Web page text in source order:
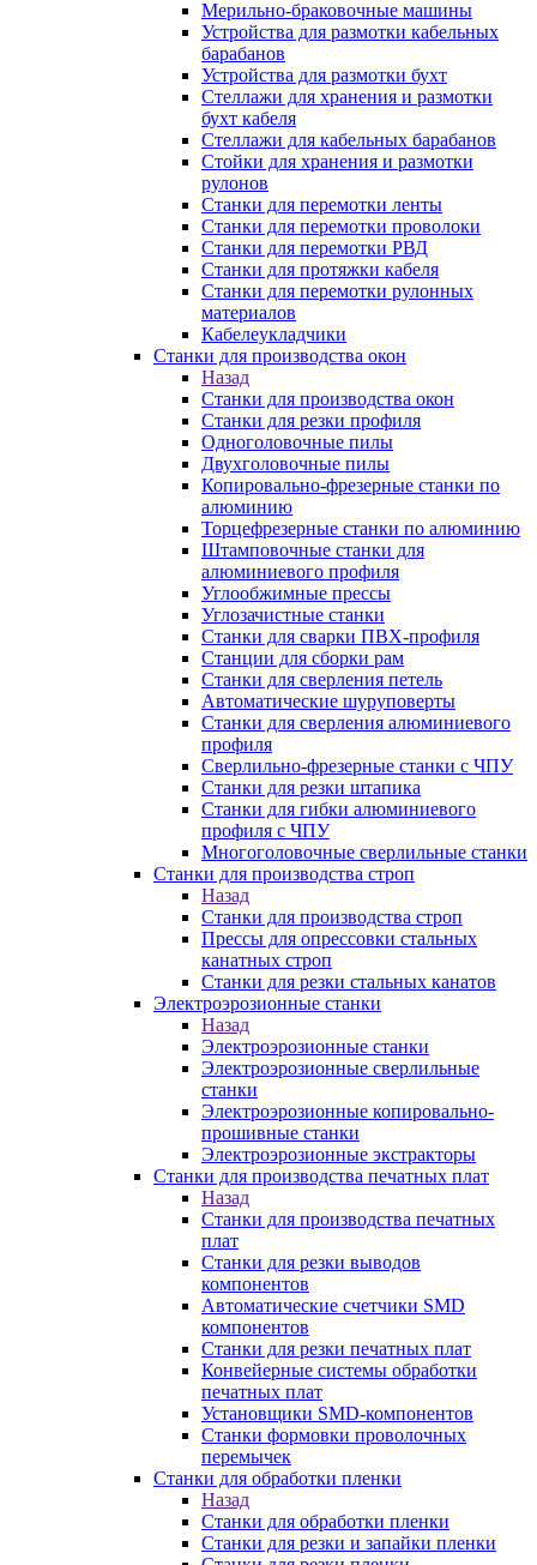
Мерильно-браковочные машины
Устройства для размотки кабельных
барабанов
Устройства для размотки бухт
Стеллажи для хранения и размотки
бухт кабеля
Стеллажи для кабельных барабанов
Стойки для хранения и размотки
рулонов
Станки для перемотки ленты
Станки для перемотки проволоки
Станки для перемотки РВД
Станки для протяжки кабеля
Станки для перемотки рулонных
материалов
Кабелеукладчики
Станки для производства окон
Назад
Станки для производства окон
Станки для резки профиля
Одноголовочные пилы
Двухголовочные пилы
Копировально-фрезерные станки по
алюминию
Торцефрезерные станки по алюминию
Штамповочные станки для
алюминиевого профиля
Углообжимные прессы
Углозачистные станки
Станки для сварки ПВХ-профиля
Станции для сборки рам
Станки для сверления петель
Автоматические шуруповерты
Станки для сверления алюминиевого
профиля
Сверлильно-фрезерные станки с ЧПУ
Станки для резки штапика
Станки для гибки алюминиевого
профиля с ЧПУ
Многоголовочные сверлильные станки
Станки для производства строп
Назад
Станки для производства строп
Прессы для опрессовки стальных
канатных строп
Станки для резки стальных канатов
Электроэрозионные станки
Назад
Электроэрозионные станки
Электроэрозионные сверлильные
станки
Электроэрозионные копировально-
прошивные станки
Электроэрозионные экстракторы
Станки для производства печатных плат
Назад
Станки для производства печатных
плат
Станки для резки выводов
компонентов
Автоматические счетчики SMD
компонентов
Станки для резки печатных плат
Конвейерные системы обработки
печатных плат
Установщики SMD-компонентов
Станки формовки проволочных
перемычек
Станки для обработки пленки
Назад
Станки для обработки пленки
Станки для резки и запайки пленки